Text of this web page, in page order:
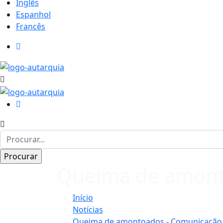
Inglês
Espanhol
Francês
Início
Notícias